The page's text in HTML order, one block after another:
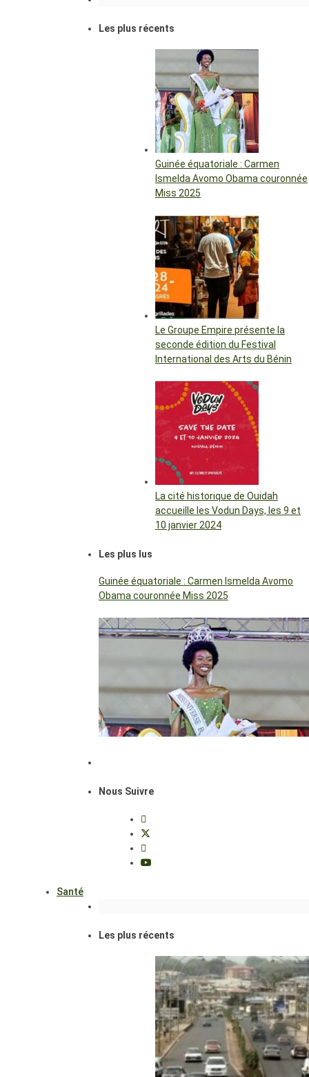
Les plus récents
Guinée équatoriale : Carmen
Ismelda Avomo Obama couronnée
Miss 2025
Le Groupe Empire présente la
seconde édition du Festival
International des Arts du Bénin
La cité historique de Ouidah
accueille les Vodun Days, les 9 et
10 janvier 2024
Les plus lus
Guinée équatoriale : Carmen Ismelda Avomo
Obama couronnée Miss 2025
Nous Suivre
Santé
Les plus récents